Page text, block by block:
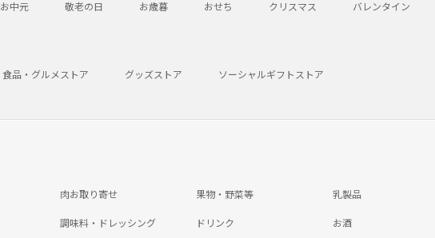
お中元 敬老の日 お歳暮 おせち クリスマス バレンタイン
食品・グルメストア グッズストア ソーシャルギフトストア
肉お取り寄せ 果物・野菜等 乳製品
調味料・ドレッシング ドリンク お酒